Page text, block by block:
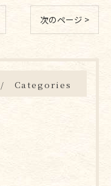
次のページ >
Categories